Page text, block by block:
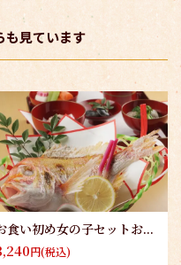
も見ています
食い初め女の子セットお...
円(税込)